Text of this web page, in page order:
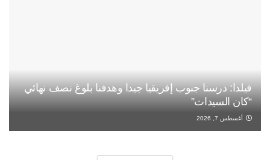
فيلدا: درسنا جنوب إفريقيا جيدا وهدفنا بلوغ نصف نهائي
“كان السيدات”
أغسطس 7, 2026